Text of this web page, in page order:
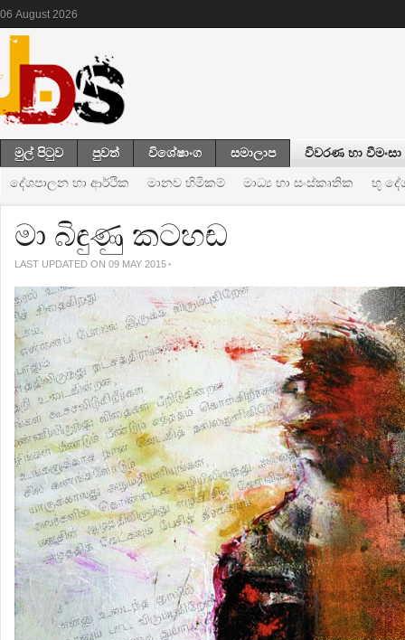
06 August 2026
මුල් පිටුව පුවත් විශේෂාංග සමාලාප විවරණ හා වීමංසා
දේශපාලන හා ආර්ථික මානව හිමිකම් මාධ්‍ය හා සංස්කෘතික භූ
මා බිඳුණු කටහඬ
LAST UPDATED ON 09 MAY 2015